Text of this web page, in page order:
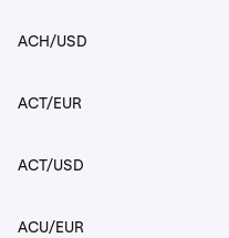
ACH/USD
ACT/EUR
ACT/USD
ACU/EUR